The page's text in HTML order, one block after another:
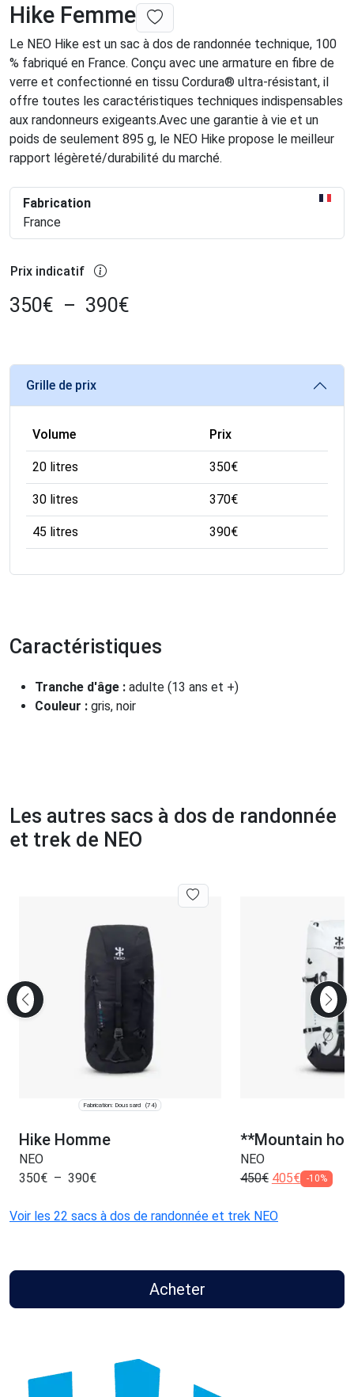
Hike Femme
Le NEO Hike est un sac à dos de randonnée technique, 100
% fabriqué en France. Conçu avec une armature en fibre de
verre et confectionné en tissu Cordura® ultra-résistant, il
offre toutes les caractéristiques techniques indispensables
aux randonneurs exigeants.Avec une garantie à vie et un
poids de seulement 895 g, le NEO Hike propose le meilleur
rapport légèreté/durabilité du marché.
Fabrication
France
Prix indicatif
350€ – 390€
Grille de prix
Volume Prix
20 litres 350€
30 litres 370€
45 litres 390€
Caractéristiques
Tranche d'âge : adulte (13 ans et +)
Couleur : gris, noir
Les autres sacs à dos de randonnée
et trek de NEO
Fabrication: Doussard (74)
Hike Homme
NEO
350€ – 390€
**Mountain
NEO
450€ 405€ -10%
Voir les 22 sacs à dos de randonnée et trek NEO
Acheter